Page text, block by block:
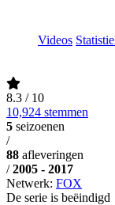
Videos
8.3 / 10
10,924 stemmen
5 seizoenen
/
88 afleveringen
/ 2005 - 2017
Netwerk: FOX
De serie is beëindigd